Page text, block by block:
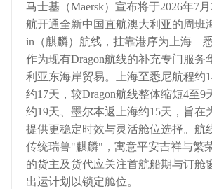
马士基（Maersk）宣布将于2026年7
航开通全新中国直航澳大利亚的周
in（麒麟）航线，挂靠港序为上海—
作为现有Dragon航线的补充专门服务
利亚东海岸贸易。上海至悉尼航程约
约17天，较Dragon航线整体缩短4至9
约19天、墨尔本返上海约15天，旨在
提供更稳定时效与灵活舱位选择。航
传统瑞兽"麒麟"，寓意平安吉祥与繁
的货主及货代应关注首航船期与订舱
出运计划以锁定舱位。